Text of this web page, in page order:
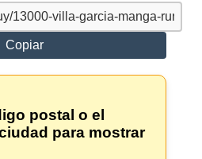
Copiar
postal o el
para mostrar